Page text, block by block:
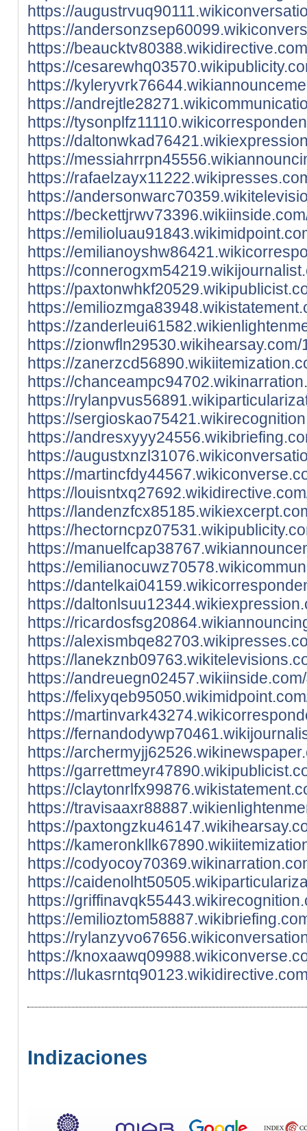
https://
https://
https://
https://
https://
https://
https://
https://
https://
https://
https://
https://
https://
https://
https://
https://
https://
https://
https://
https://
https://
https://
https://
https://
https://
https://
https://
https://
https://
https://
https://
https://
https://
https://
https://
https://
https://
https://
https://
https://
https://
https://
https://
https://
https://
https://
https://
https://
https://
https://
https://
https://
https://
Indizaciones